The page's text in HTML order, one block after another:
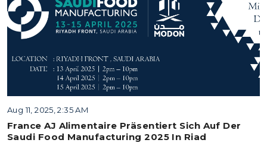
Aug 11, 2025, 2:35 AM
France AJ Alimentaire Präsentiert Sich Auf Der
Saudi Food Manufacturing 2025 In Riad